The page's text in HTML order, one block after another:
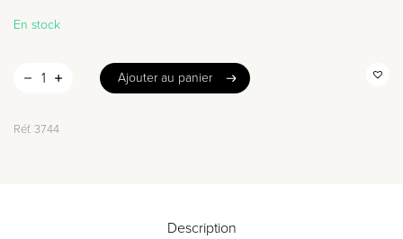
En stock
Ajouter au panier
Ajouter au panier
Réf. 3744
Description